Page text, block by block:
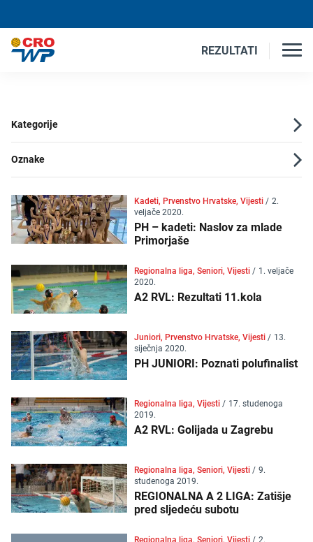
REZULTATI
Kategorije
Oznake
Kadeti, Prvenstvo Hrvatske, Vijesti/ 2.
veljače 2020.
PH – kadeti: Naslov za mlade
Primorjaše
Regionalna liga, Seniori, Vijesti/ 1. veljače
2020.
A2 RVL: Rezultati 11.kola
Juniori, Prvenstvo Hrvatske, Vijesti/ 13.
siječnja 2020.
PH JUNIORI: Poznati polufinalist
Regionalna liga, Vijesti/ 17. studenoga
2019.
A2 RVL: Golijada u Zagrebu
Regionalna liga, Seniori, Vijesti/ 9.
studenoga 2019.
REGIONALNA A 2 LIGA: Zatišje
pred sljedeću subotu
Regionalna liga, Seniori, Vijesti/ 2.